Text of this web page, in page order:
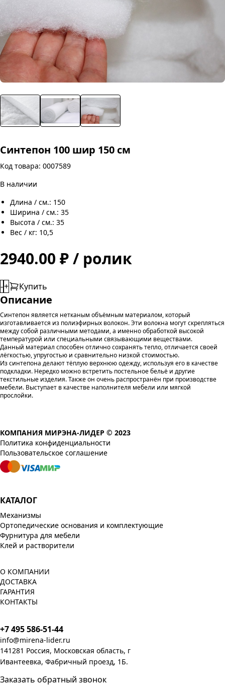
Синтепон 100 шир 150 см
Код товара: 0007589
В наличии
Длина / см.: 150
Ширина / см.: 35
Высота / см.: 35
Вес / кг: 10,5
2940.00 ₽ / ролик
-+ Купить
Описание
Синтепон является нетканым объёмным материалом, который
изготавливается из полиэфирных волокон. Эти волокна могут скрепляться
между собой различными методами, а именно обработкой высокой
температурой или специальными связывающими веществами.
Данный материал способен отлично сохранять тепло, отличается своей
лёгкостью, упругостью и сравнительно низкой стоимостью.
Из синтепона делают тёплую верхнюю одежду, используя его в качестве
подкладки. Нередко можно встретить постельное бельё и другие
текстильные изделия. Также он очень распространён при производстве
мебели. Выступает в качестве наполнителя мебели или мягкой
прослойки.
КОМПАНИЯ МИРЭНА-ЛИДЕР © 2023
Политика конфиденциальности
Пользовательское соглашение
КАТАЛОГ
Механизмы
Ортопедические основания и комплектующие
Фурнитура для мебели
Клей и растворители
О КОМПАНИИ
ДОСТАВКА
ГАРАНТИЯ
КОНТАКТЫ
+7 495 586-51-44
info@mirena-lider.ru
141281 Россия, Московская область, г
Ивантеевка, Фабричный проезд, 1Б.
Заказать обратный звонок